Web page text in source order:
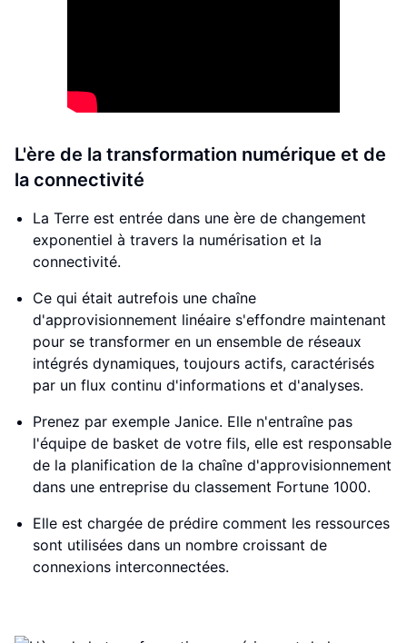
L'ère de la transformation numérique et de
la connectivité
La Terre est entrée dans une ère de changement
exponentiel à travers la numérisation et la
connectivité.
Ce qui était autrefois une chaîne
d'approvisionnement linéaire s'effondre maintenant
pour se transformer en un ensemble de réseaux
intégrés dynamiques, toujours actifs, caractérisés
par un flux continu d'informations et d'analyses.
Prenez par exemple Janice. Elle n'entraîne pas
l'équipe de basket de votre fils, elle est responsable
de la planification de la chaîne d'approvisionnement
dans une entreprise du classement Fortune 1000.
Elle est chargée de prédire comment les ressources
sont utilisées dans un nombre croissant de
connexions interconnectées.